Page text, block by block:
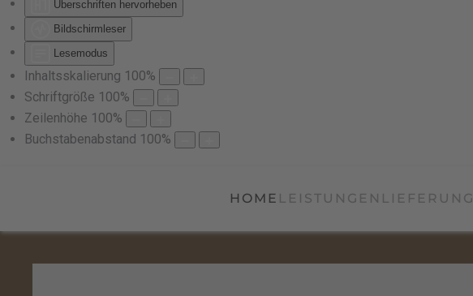
Überschriften hervorheben
Bildschirmleser
Lesemodus
Inhaltsskalierung 100%
Schriftgröße 100%
Zeilenhöhe 100%
Buchstabenabstand 100%
HOME LEISTUNGEN LIEFERUNG